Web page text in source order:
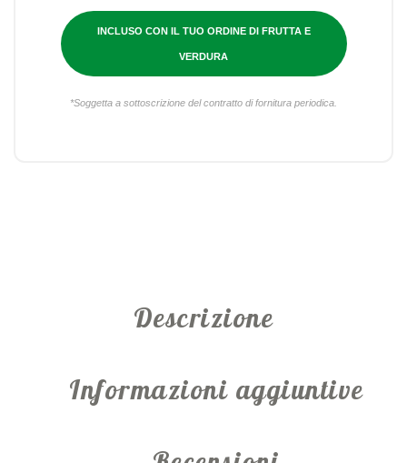
INCLUSO CON IL TUO ORDINE DI FRUTTA E
VERDURA
*Soggetta a sottoscrizione del contratto di fornitura periodica.
Descrizione
Informazioni aggiuntive